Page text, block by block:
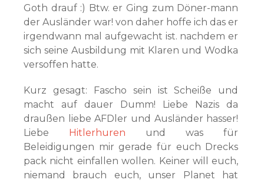
Goth drauf :) Btw. er Ging zum Döner-mann
der Ausländer war! von daher hoffe ich das er
irgendwann mal aufgewacht ist. nachdem er
sich seine Ausbildung mit Klaren und Wodka
versoffen hatte.
Kurz gesagt: Fascho sein ist Scheiße und
macht auf dauer Dumm! Liebe Nazis da
draußen liebe AFDler und Ausländer hasser!
Liebe Hitlerhuren und was für
Beleidigungen mir gerade für euch Drecks
pack nicht einfallen wollen. Keiner will euch,
niemand brauch euch, unser Planet hat